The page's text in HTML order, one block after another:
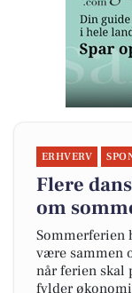
ERHVERV
Flere
om
Sommerferien
være sammen
når ferien skal
fylder